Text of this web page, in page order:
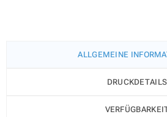
ALLGEMEINE
DRUCKDETAILS